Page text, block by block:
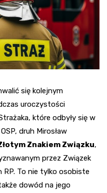
się kolejnym
uroczystości
które odbyły się w
druh Mirosław
Znakiem Związku,
przez Związek
To nie tylko osobiste
dowód na jego